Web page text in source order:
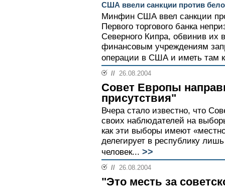
США ввели санкции против
Минфин США ввел санкции
Первого торгового банка
Северного Кипра, обвинив их
финансовым учреждениям
операции в США и иметь там
// 26.08.2004
Совет Европы
присутствия"
Вчера стало известно, что
своих наблюдателей на
как эти выборы имеют
делегирует в республику
человек... >>
// 26.08.2004
"Это месть за